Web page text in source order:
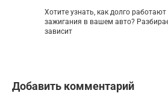
Хотите узнать, как долго работают
зажигания в вашем авто?
зависит
Добавить комментарий